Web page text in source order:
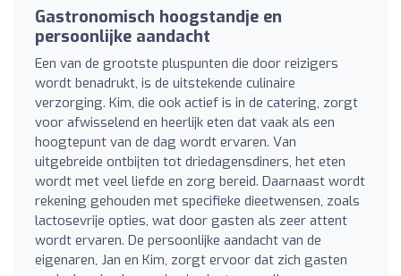
Gastronomisch hoogstandje en
persoonlijke aandacht
Een van de grootste pluspunten die door reizigers
wordt benadrukt, is de uitstekende culinaire
verzorging. Kim, die ook actief is in de catering, zorgt
voor afwisselend en heerlijk eten dat vaak als een
hoogtepunt van de dag wordt ervaren. Van
uitgebreide ontbijten tot driedagensdiners, het eten
wordt met veel liefde en zorg bereid. Daarnaast wordt
rekening gehouden met specifieke dieetwensen, zoals
lactosevrije opties, wat door gasten als zeer attent
wordt ervaren. De persoonlijke aandacht van de
eigenaren, Jan en Kim, zorgt ervoor dat zich gasten